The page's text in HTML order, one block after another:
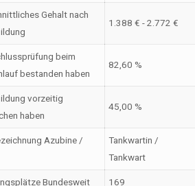
Gehalt nach
1.388 € - 2.772 €
beim
bestanden haben
82,60 %
vorzeitig
haben
45,00 %
Azubine /
Tankwartin /
Tankwart
Bundesweit 169